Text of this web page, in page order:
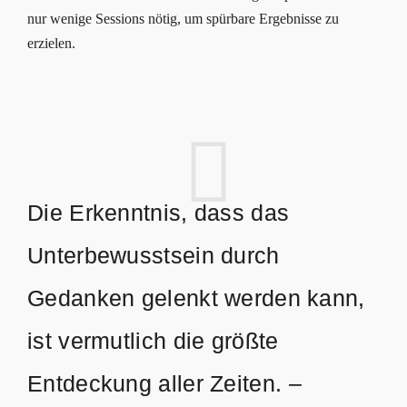
nur wenige Sessions nötig, um spürbare Ergebnisse zu
erzielen.
Die Erkenntnis, dass das
Unterbewusstsein durch
Gedanken gelenkt werden kann,
ist vermutlich die größte
Entdeckung aller Zeiten. –